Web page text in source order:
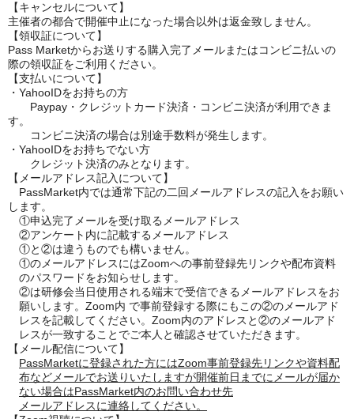
【キャンセルについて】
主催者の都合で開催中止になった場合以外は返金致しません。
【領収証について】
Pass Marketからお送りする購入完了メールまたはコンビニ払いの
際の領収証をご利用ください。
【支払いについて】
・ YahooIDをお持ちの方
Paypay ・クレジットカード決済・コンビニ決済が利用できま
す。
コンビニ決済の場合は別途手数料が発生します。
・ YahooIDをお持ちでない方
クレジット決済のみとなります。
【メールアドレス記入について】
PassMarket内では通常下記の二回メールアドレスの記入をお願い
します。
①申込完了メールを受け取るメールアドレス
②アンケート内に記載するメールアドレス
①と②は違うものでも構いません。
①のメールアドレスにはZoomへの事前登録先リンクや配布資料
のパスワードをお知らせします。
②は研修会当日使用される端末で受信できるメールアドレスをお
願いします。 Zoom内 で事前登録する際にもこの②のメールアド
レスを記載してください。 Zoom内のアドレスと②のメールアド
レスが一致することでご本人と確認させていただきます。
【メール配信について】
PassMarketに登録された方にはZoom事前登録先リンクや資料配
布などメールでお送りいたしますが開催前日までにメールが届か
ない場合はPassMarket内のお問い合わせ先
メールアドレスに連絡してください。